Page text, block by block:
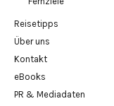
Reisetipps
Über uns
Kontakt
eBooks
PR & Mediadaten